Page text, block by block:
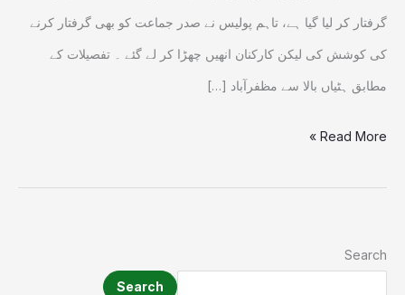
گرفتار کر لیا گیا ہے، تاہم پولیس نے صدر جماعت کو بھی گرفتار کرنے
کی کوشش کی لیکن کارکنان انھیں چھڑا کر لے گئے ۔ تفصیلات کے
مطابق ہٹیاں بالا سے مظفرآباد […]
میں
کشیدگی
Read More »
Search
Search